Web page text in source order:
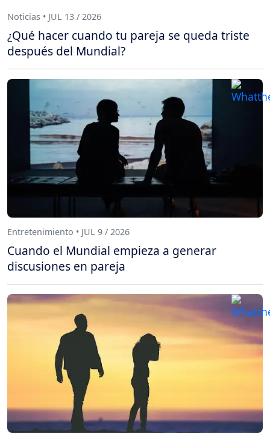
Noticias • JUL 13 / 2026
¿Qué hacer cuando tu pareja se queda triste
después del Mundial?
Entretenimiento • JUL 9 / 2026
Cuando el Mundial empieza a generar
discusiones en pareja